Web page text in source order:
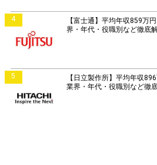
4
【富士通】平均年収859万
界・年代・役職別など徹底
5
【日立製作所】平均年収
業界・年代・役職別など徹